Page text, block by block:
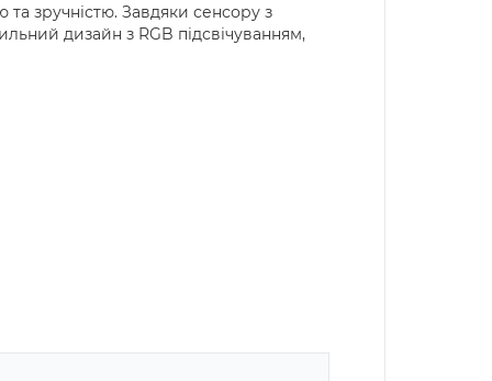
та зручністю. Завдяки сенсору з
дизайн з RGB підсвічуванням,